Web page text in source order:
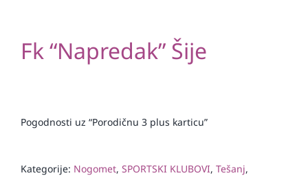
Fk “Napredak” Šije
Pogodnosti uz “Porodičnu 3 plus karticu”
Kategorije: Nogomet, SPORTSKI KLUBOVI, Tešanj,